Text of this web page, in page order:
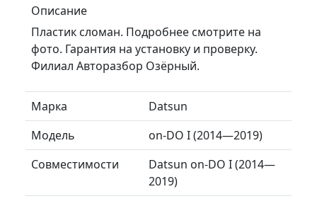
Описание
Пластик сломан. Подробнее смотрите на
фото. Гарантия на установку и проверку.
Филиал Авторазбор Озёрный.
Марка
Datsun
Модель
on-DO I (2014—2019)
Совместимости
Datsun on-DO I (2014—
2019)